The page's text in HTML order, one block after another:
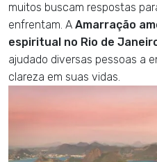
muitos buscam respostas
enfrentam. A Amarração
espiritual no Rio de
ajudado diversas pessoas a
clareza em suas vidas.